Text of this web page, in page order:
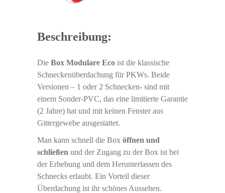
Beschreibung:
Die Box Modulare Eco ist die klassische
Schneckenüberdachung für PKWs. Beide
Versionen – 1 oder 2 Schnecken- sind mit
einem Sonder-PVC, das eine limitierte Garantie
(2 Jahre) hat und mit keinen Fenster aus
Gittergewebe ausgestattet.
Man kann schnell die Box öffnen und
schließen und der Zugang zu der Box ist bei
der Erhebung und dem Herunterlassen des
Schnecks erlaubt. Ein Vorteil dieser
Überdachung ist ihr schönes Aussehen.